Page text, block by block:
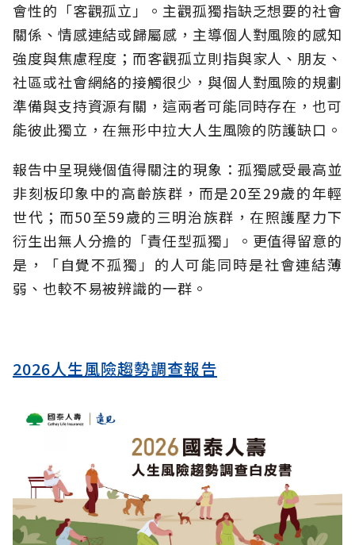
會性的「客觀孤立」。主觀孤獨指缺乏想要的社會
關係、情感連結或歸屬感，主導個人對風險的感知
強度與焦慮程度；而客觀孤立則指與家人、朋友、
社區或社會網絡的接觸很少，與個人對風險的規劃
準備與支持資源有關，這兩者可能同時存在，也可
能彼此獨立，在無形中拉大人生風險的防護缺口。
報告中呈現幾個值得關注的現象：孤獨感受最高並
非刻板印象中的高齡族群，而是20至29歲的年輕
世代；而50至59歲的三明治族群，在照護壓力下
衍生出無人分擔的「責任型孤獨」。更值得留意的
是，「自覺不孤獨」的人可能同時是社會連結薄
弱、也較不易被辨識的一群。
2026人生風險趨勢調查報告